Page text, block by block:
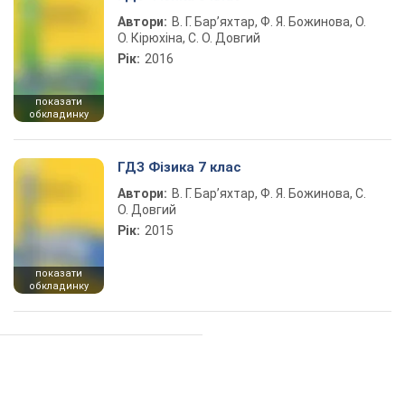
показати
обкладинку
Автори: В. Г. Бар’яхтар, Ф. Я. Божинова, О.
О. Кірюхіна, С. О. Довгий
Рік: 2016
показати
обкладинку
ГДЗ Фізика 7 клас
Автори: В. Г. Бар’яхтар, Ф. Я. Божинова, С.
О. Довгий
Рік: 2015